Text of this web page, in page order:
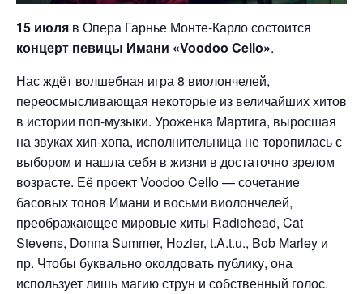
15 июля в Опера Гарнье Монте-Карло состоится
концерт певицы Имани «Voodoo Cello».
Нас ждёт волшебная игра 8 виолончелей,
переосмысливающая некоторые из величайших хитов
в истории поп-музыки. Уроженка Мартига, выросшая
на звуках хип-хопа, исполнительница не торопилась с
выбором и нашла себя в жизни в достаточно зрелом
возрасте. Её проект Voodoo Cello — сочетание
басовых тонов Имани и восьми виолончелей,
преображающее мировые хиты Radiohead, Cat
Stevens, Donna Summer, Hozier, t.A.t.u., Bob Marley и
пр. Чтобы буквально околдовать публику, она
использует лишь магию струн и собственный голос.